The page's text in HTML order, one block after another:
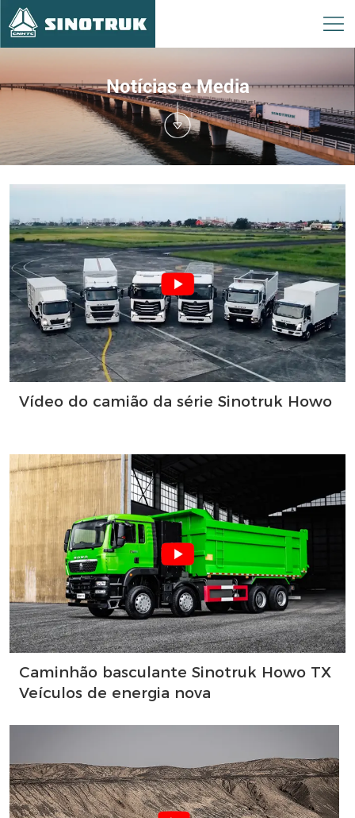
Notícias e Media
Vídeo do camião da série Sinotruk Howo
Caminhão basculante Sinotruk Howo TX
Veículos de energia nova